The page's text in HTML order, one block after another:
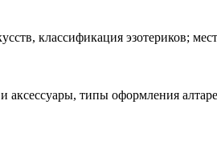
классификация эзотериков;
типы оформления